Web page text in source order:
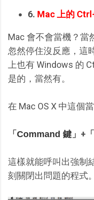
6. Mac 上的
Mac 會不會當機？當
忽然停住沒反應，這
上也有 Windows 的
是的，當然有。
在 Mac OS X 中這個
「 Command 鍵 」+
這樣就能呼叫出強制
刻關閉出問題的程式。